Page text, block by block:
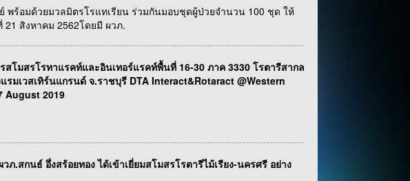
พร้อมด้วยมวลมิตรโรแทเรียน ร่วมกันมอบชุดผู้ป่วยจำนวน 100 ชุด ให้
สิงหาคม 2562โดยมี ผวภ.
โมสรโรทาแรคท์และอินเทอร์แรคท์พื้นที่ 16-30 ภาค 3330 โรตารีสากล
มเวสเทิร์นแกรนด์ จ.ราชบุรี DTA Interact&Rotaract @Western
August 2019
.สกนธ์ อึ่งสร้อยทอง ได้เข้าเยี่ยมสโมสรโรตารีไม้เรียง-นครศรี อย่าง